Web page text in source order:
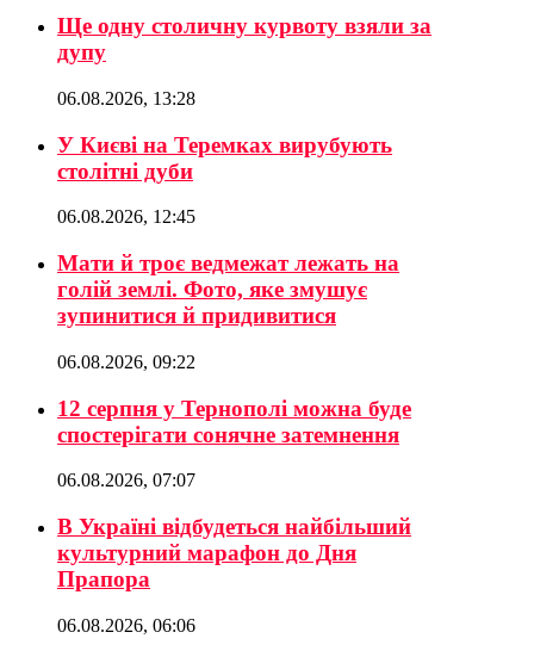
Ще одну столичну курвоту взяли за
дупу
06.08.2026, 13:28
У Києві на Теремках вирубують
столітні дуби
06.08.2026, 12:45
Мати й троє ведмежат лежать на
голій землі. Фото, яке змушує
зупинитися й придивитися
06.08.2026, 09:22
12 серпня у Тернополі можна буде
спостерігати сонячне затемнення
06.08.2026, 07:07
В Україні відбудеться найбільший
культурний марафон до Дня
Прапора
06.08.2026, 06:06